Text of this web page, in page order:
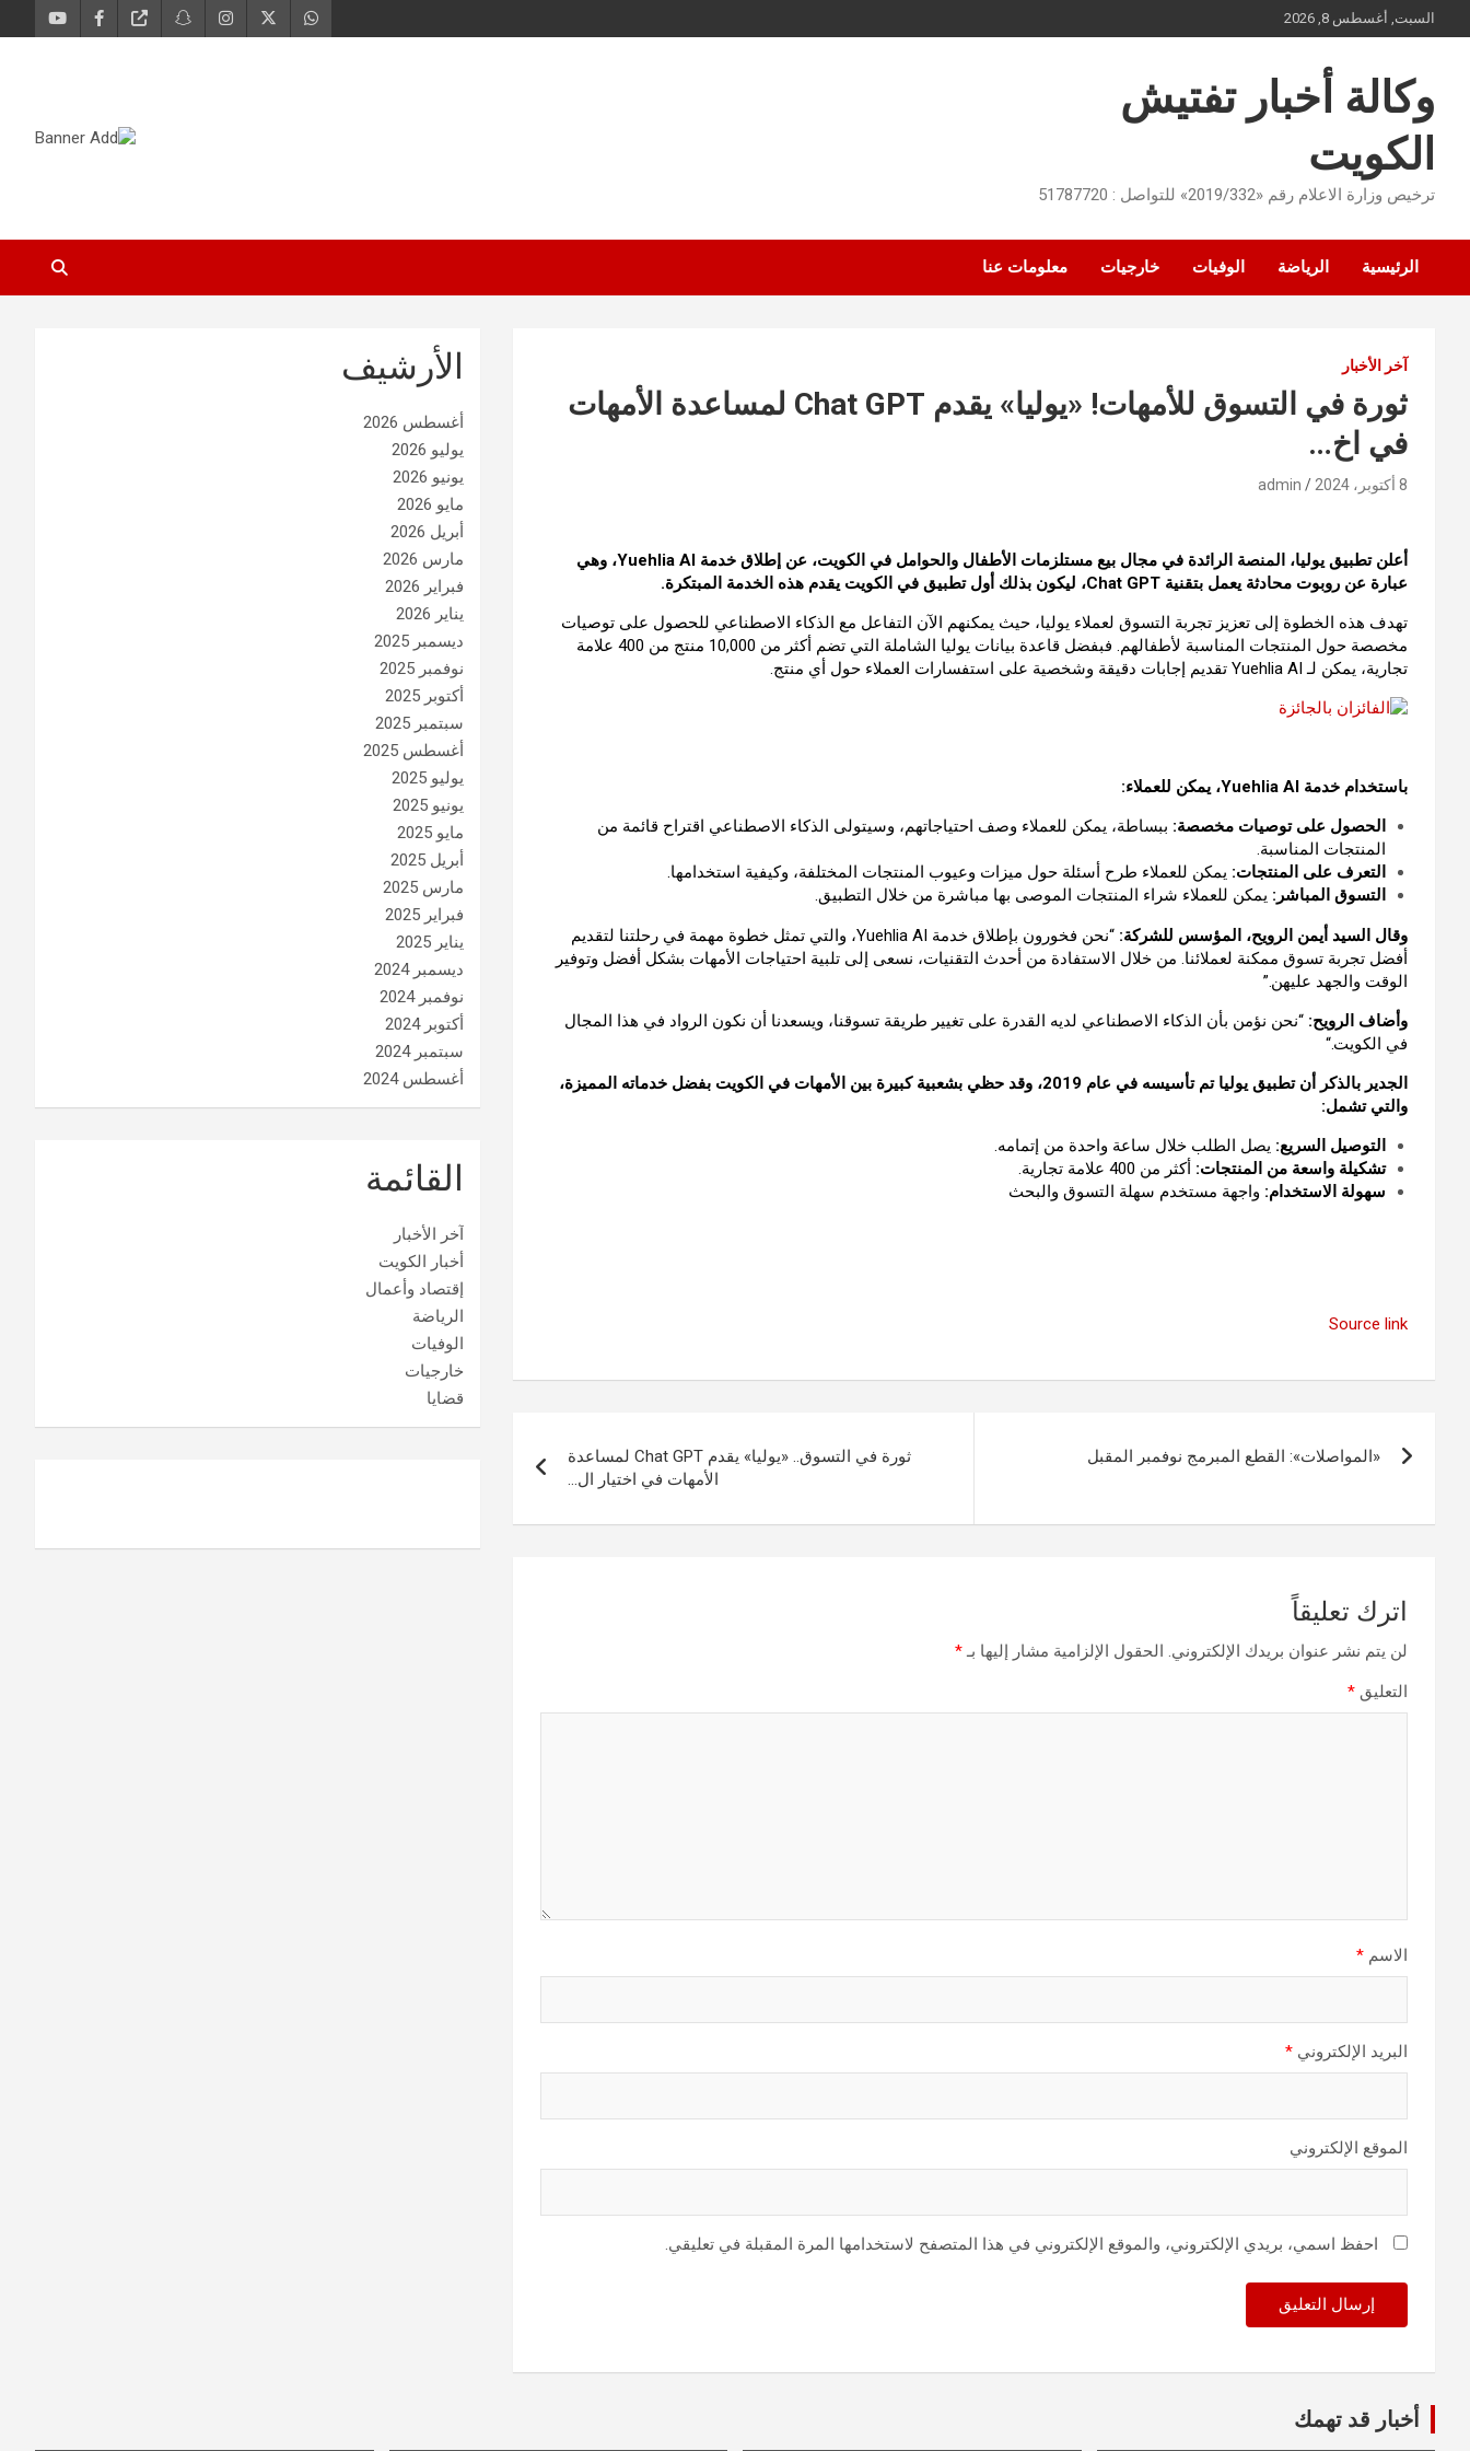
to
السبت, أغسطس 8, 2026
وكالة أخبار تفتيش
الكويت
ترخيص وزارة الاعلام رقم «2019/332» للتواصل : 51787720
الرئيسية الرياضة الوفيات خارجيات معلومات عنا
آخر الأخبار
ثورة في التسوق للأمهات! «يوليا» يقدم Chat GPT لمساعدة الأمهات
في اخ…
8 أكتوبر، 2024 admin
أعلن تطبيق يوليا، المنصة الرائدة في مجال بيع مستلزمات الأطفال والحوامل في الكويت، عن إطلاق خدمة Yuehlia AI، وهي
عبارة عن روبوت محادثة يعمل بتقنية Chat GPT، ليكون بذلك أول تطبيق في الكويت يقدم هذه الخدمة المبتكرة.
تهدف هذه الخطوة إلى تعزيز تجربة التسوق لعملاء يوليا، حيث يمكنهم الآن التفاعل مع الذكاء الاصطناعي للحصول على توصيات
مخصصة حول المنتجات المناسبة لأطفالهم. فبفضل قاعدة بيانات يوليا الشاملة التي تضم أكثر من منتج من
علامة
تجارية، يمكن لـ Yuehlia AI تقديم إجابات دقيقة وشخصية على استفسارات العملاء حول أي منتج.
باستخدام خدمة Yuehlia AI، يمكن للعملاء:
الحصول على توصيات مخصصة: ببساطة، يمكن للعملاء وصف احتياجاتهم، وسيتولى الذكاء الاصطناعي اقتراح قائمة من
المنتجات المناسبة.
التعرف على المنتجات: يمكن للعملاء طرح أسئلة حول ميزات وعيوب المنتجات المختلفة، وكيفية استخدامها.
التسوق المباشر : يمكن للعملاء شراء المنتجات الموصى بها مباشرة من خلال التطبيق.
وقال السيد أيمن الرويح، المؤسس للشركة:
“نحن فخورون بإطلاق خدمة Yuehlia AI، والتي تمثل خطوة مهمة في رحلتنا لتقديم
أفضل تجربة تسوق ممكنة لعملائنا. من خلال الاستفادة من أحدث التقنيات، نسعى إلى تلبية احتياجات الأمهات بشكل أفضل وتوفير
الوقت والجهد عليهن.”
وأضاف الرويح:
“نحن نؤمن بأن الذكاء الاصطناعي لديه القدرة على تغيير طريقة تسوقنا، ويسعدنا أن نكون الرواد في هذا المجال
في الكويت.“
الجدير بالذكر أن تطبيق يوليا تم تأسيسه في عام ، وقد حظي بشعبية كبيرة بين الأمهات في الكويت بفضل خدماته المميزة،
والتي تشمل:
التوصيل السريع: يصل الطلب خلال ساعة واحدة من إتمامه.
تشكيلة واسعة من المنتجات: أكثر من علامة تجارية.
سهولة الاستخدام: واجهة مستخدم سهلة التسوق والبحث
Source link
المقالات
«المواصلات»: القطع المبرمج نوفمبر المقبل
ثورة في التسوق.. «يوليا» يقدم Chat GPT لمساعدة
الأمهات في اختيار ال…
اترك تعليقاً
لن يتم نشر عنوان بريدك الإلكتروني. الحقول الإلزامية مشار إليها بـ*
التعليق *
الاسم *
البريد الإلكتروني *
الموقع الإلكتروني
احفظ اسمي، بريدي الإلكتروني، والموقع الإلكتروني في هذا المتصفح لاستخدامها المرة المقبلة في تعليقي.
الأرشيف
أغسطس 2026
يوليو 2026
يونيو 2026
مايو 2026
أبريل 2026
مارس 2026
فبراير 2026
يناير 2026
ديسمبر 2025
نوفمبر 2025
أكتوبر 2025
سبتمبر 2025
أغسطس 2025
يوليو 2025
يونيو 2025
مايو 2025
أبريل 2025
مارس 2025
فبراير 2025
يناير 2025
ديسمبر 2024
نوفمبر 2024
أكتوبر 2024
سبتمبر 2024
أغسطس 2024
القائمة
آخر الأخبار
أخبار الكويت
إقتصاد وأعمال
الرياضة
الوفيات
خارجيات
قضايا
أخبار قد تهمك